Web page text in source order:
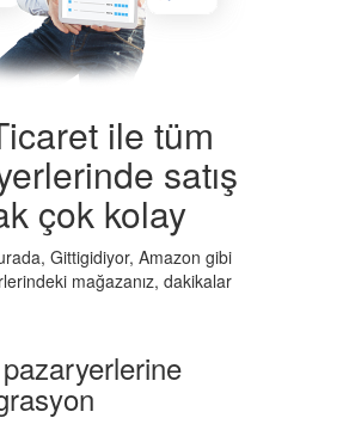
ile tüm
satış
çok kolay
Gittigidiyor, Amazon gibi
mağazanız, dakikalar